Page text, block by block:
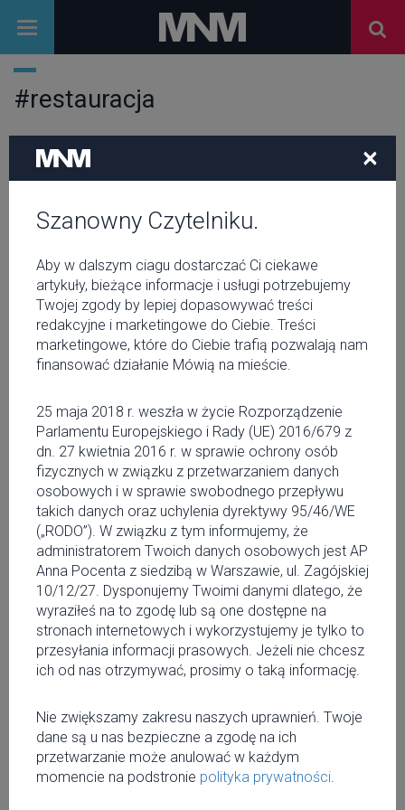
#restauracja
Restauracje wegańskie we
JEDZENIE
Świętuj pełnię księżyca w Sing
Sing!
JEDZENIE
Klimatyczne lokale w stolicy
JEDZENIE
Knajpy, które sprawią, że
pokochasz owoce morza
JEDZENIE
Najpopularniejsze restauracje w
Warszawie
WYWIADY
Legal Cakes Warszawa
MIASTO
JEDZENIE
Święto najlepszych restauracji –
×
Szanowny Czytelniku.
Aby w dalszym ciagu dostarczać Ci ciekawe
artykuły, bieżące informacje i usługi potrzebujemy
Twojej zgody by lepiej dopasowywać treści
redakcyjne i marketingowe do Ciebie. Treści
marketingowe, które do Ciebie trafią pozwalają nam
finansować działanie Mówią na mieście.
25 maja 2018 r. weszła w życie Rozporządzenie
Parlamentu Europejskiego i Rady (UE) 2016/679 z
dn. 27 kwietnia 2016 r. w sprawie ochrony osób
fizycznych w związku z przetwarzaniem danych
osobowych i w sprawie swobodnego przepływu
takich danych oraz uchylenia dyrektywy 95/46/WE
(„RODO”). W związku z tym informujemy, że
administratorem Twoich danych osobowych jest AP
Anna Pocenta z siedzibą w Warszawie, ul. Zagójskiej
10/12/27. Dysponujemy Twoimi danymi dlatego, że
wyraziłeś na to zgodę lub są one dostępne na
stronach internetowych i wykorzystujemy je tylko to
przesyłania informacji prasowych. Jeżeli nie chcesz
ich od nas otrzymywać, prosimy o taką informację.
Nie zwiększamy zakresu naszych uprawnień. Twoje
dane są u nas bezpieczne a zgodę na ich
przetwarzanie może anulować w każdym
momencie na podstronie polityka prywatności.